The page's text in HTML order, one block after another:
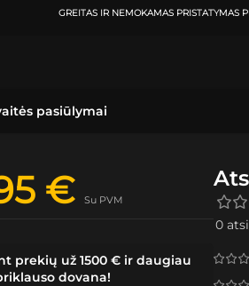
GREITAS IR NEMOKAMAS PRISTATYMAS
pasiūlymai
€ Su PVM
prekių už 1500 € ir daugiau
dovana!
0